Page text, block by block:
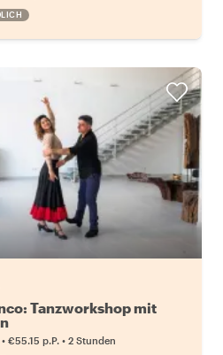
Tanzworkshop mit
• €55.15 p.P. • 2 Stunden